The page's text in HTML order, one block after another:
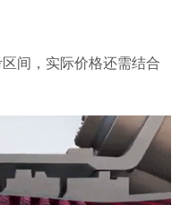
间，实际价格还需结合